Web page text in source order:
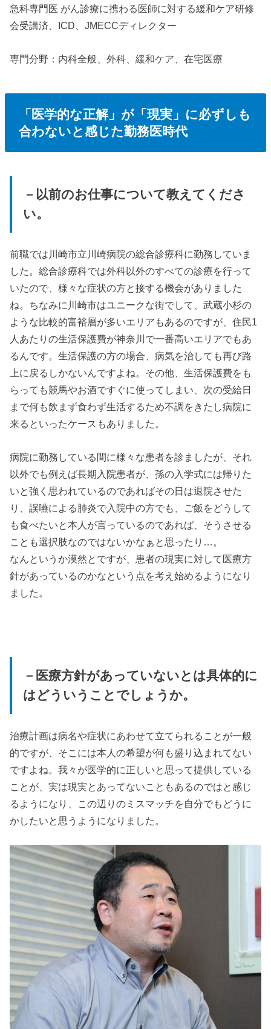
急科専門医 がん診療に携わる医師に対する緩和ケア研修
会受講済、ICD、JMECCディレクター
専門分野：内科全般、外科、緩和ケア、在宅医療
「医学的な正解」が「現実」に必ずしも
合わないと感じた勤務医時代
－以前のお仕事について教えてくださ
い。
前職では川崎市立川崎病院の総合診療科に勤務していま
した。総合診療科では外科以外のすべての診療を行って
いたので、様々な症状の方と接する機会がありました
ね。ちなみに川崎市はユニークな街でして、武蔵小杉の
ような比較的富裕層が多いエリアもあるのですが、住民1
人あたりの生活保護費が神奈川で一番高いエリアでもあ
るんです。生活保護の方の場合、病気を治しても再び路
上に戻るしかないんですよね。その他、生活保護費をも
らっても競馬やお酒ですぐに使ってしまい、次の受給日
まで何も飲まず食わず生活するため不調をきたし病院に
来るといったケースもありました。
病院に勤務している間に様々な患者を診ましたが、それ
以外でも例えば長期入院患者が、孫の入学式には帰りた
いと強く思われているのであればその日は退院させた
り、誤嚥による肺炎で入院中の方でも、ご飯をどうして
も食べたいと本人が言っているのであれば、そうさせる
ことも選択肢なのではないかなぁと思ったり…。
なんというか漠然とですが、患者の現実に対して医療方
針があっているのかなという点を考え始めるようになり
ました。
－医療方針があっていないとは具体的に
はどういうことでしょうか。
治療計画は病名や症状にあわせて立てられることが一般
的ですが、そこには本人の希望が何も盛り込まれてない
ですよね。我々が医学的に正しいと思って提供している
ことが、実は現実とあってないこともあるのではと感じ
るようになり、この辺りのミスマッチを自分でもどうに
かしたいと思うようになりました。